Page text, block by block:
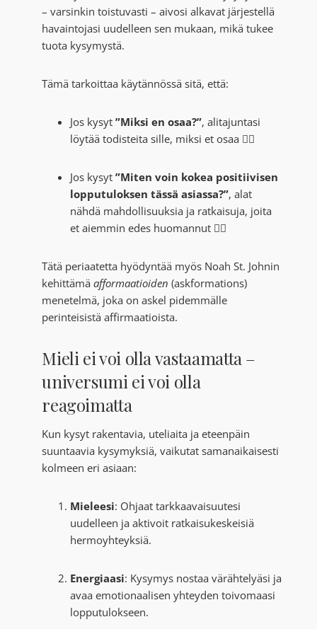
– varsinkin toistuvasti – aivosi alkavat järjestellä
havaintojasi uudelleen sen mukaan, mikä tukee
tuota kysymystä.
Tämä tarkoittaa käytännössä sitä, että:
Jos kysyt”Miksi en osaa?”, alitajuntasi
löytää todisteita sille, miksi et osaa 💁‍♀️
Jos kysyt”Miten voin kokea positiivisen
lopputuloksen tässä asiassa?”, alat
nähdä mahdollisuuksia ja ratkaisuja, joita
et aiemmin edes huomannut 🙋‍♀️
Tätä periaatetta hyödyntää myös Noah St. Johnin
kehittämäafformaatioiden (askformations)
menetelmä, joka on askel pidemmälle
perinteisistä affirmaatioista.
Mieli ei voi olla vastaamatta –
universumi ei voi olla
reagoimatta
Kun kysyt rakentavia, uteliaita ja eteenpäin
suuntaavia kysymyksiä, vaikutat samanaikaisesti
kolmeen eri asiaan:
Mieleesi: Ohjaat tarkkaavaisuutesi
uudelleen ja aktivoit ratkaisukeskeisiä
hermoyhteyksiä.
Energiaasi: Kysymys nostaa värähtelyäsi ja
avaa emotionaalisen yhteyden toivomaasi
lopputulokseen.